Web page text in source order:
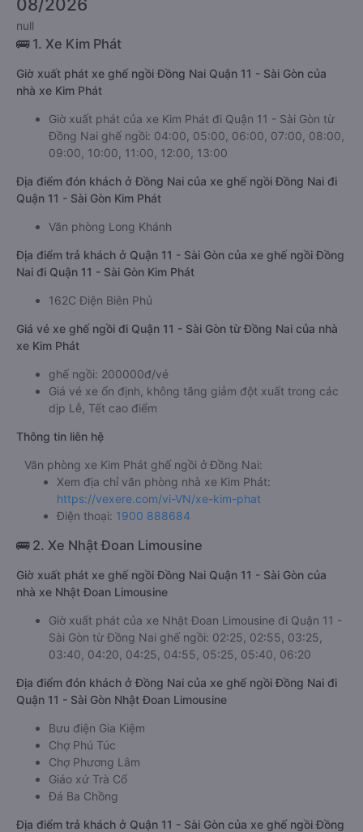
08/2026
null
🚌 1. Xe Kim Phát
Giờ xuất phát xe ghế ngồi Đồng Nai Quận 11 - Sài Gòn của
nhà xe Kim Phát
Giờ xuất phát của xe Kim Phát đi Quận 11 - Sài Gòn từ
Đồng Nai ghế ngồi: 04:00, 05:00, 06:00, 07:00, 08:00,
09:00, 10:00, 11:00, 12:00, 13:00
Địa điểm đón khách ở Đồng Nai của xe ghế ngồi Đồng Nai đi
Quận 11 - Sài Gòn Kim Phát
Văn phòng Long Khánh
Địa điểm trả khách ở Quận 11 - Sài Gòn của xe ghế ngồi Đồng
Nai đi Quận 11 - Sài Gòn Kim Phát
162C Điện Biên Phủ
Giá vé xe ghế ngồi đi Quận 11 - Sài Gòn từ Đồng Nai của nhà
xe Kim Phát
ghế ngồi: 200000đ/vé
Giá vé xe ổn định, không tăng giảm đột xuất trong các
dịp Lễ, Tết cao điểm
Thông tin liên hệ
Văn phòng xe Kim Phát ghế ngồi ở Đồng Nai:
Xem địa chỉ văn phòng nhà xe Kim Phát:
https://vexere.com/vi-VN/xe-kim-phat
Điện thoại: 1900 888684
🚌 2. Xe Nhật Đoan Limousine
Giờ xuất phát xe ghế ngồi Đồng Nai Quận 11 - Sài Gòn của
nhà xe Nhật Đoan Limousine
Giờ xuất phát của xe Nhật Đoan Limousine đi Quận 11 -
Sài Gòn từ Đồng Nai ghế ngồi: 02:25, 02:55, 03:25,
03:40, 04:20, 04:25, 04:55, 05:25, 05:40, 06:20
Địa điểm đón khách ở Đồng Nai của xe ghế ngồi Đồng Nai đi
Quận 11 - Sài Gòn Nhật Đoan Limousine
Bưu điện Gia Kiệm
Chợ Phú Túc
Chợ Phương Lâm
Giáo xứ Trà Cổ
Đá Ba Chồng
Địa điểm trả khách ở Quận 11 - Sài Gòn của xe ghế ngồi Đồng